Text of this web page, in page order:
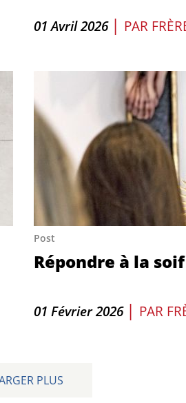
01 Avril 2026 | PAR
Post
Répondre à la
01 Février 2026 | PAR
PLUS